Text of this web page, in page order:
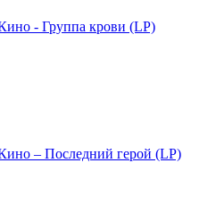
- Группа крови (LP)
– Последний герой (LP)